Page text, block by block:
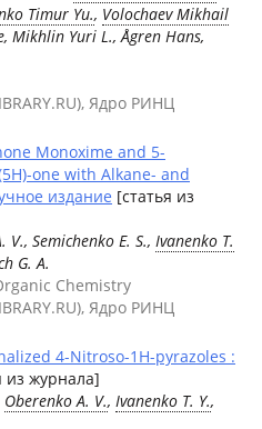
Timur Yu., Volochaev Mikhail
Mikhlin Yuri L., Ågren Hans,
Ядро РИНЦ
Monoxime and 5-
one with Alkane- and
издание [статья из
V., Semichenko E. S., Ivanenko T.
G. A.
Chemistry
Ядро РИНЦ
4-Nitroso-1H-pyrazoles :
из журнала]
Oberenko A. V., Ivanenko T. Y.,